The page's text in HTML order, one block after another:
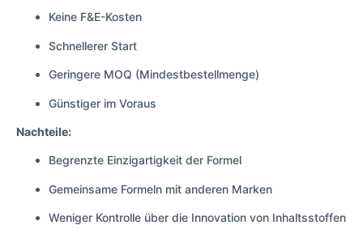
Keine F&E-Kosten
Schnellerer Start
Geringere MOQ (Mindestbestellmenge)
Günstiger im Voraus
Nachteile:
Begrenzte Einzigartigkeit der Formel
Gemeinsame Formeln mit anderen Marken
Weniger Kontrolle über die Innovation von Inhaltsstoffen